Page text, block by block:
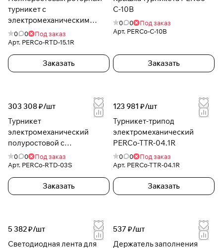
турникет с
электромеханическим
приводом -RTD-15.1R
0 0
Под заказ
Арт. PERCo-RTD-15.1R
Заказать
C-10B
0 0
Под заказ
Арт. PERCo-C-10B
Заказать
303 308 ₽/шт
Турникет
электромеханический
полуростовой с
преграждающими
створками PERCo-RTD-03S
0 0
Под заказ
Арт. PERCo-RTD-03S
Заказать
123 981 ₽/шт
Турникет-трипод
электромеханический
PERCo-TTR-04.1R
0 0
Под заказ
Арт. PERCo-TTR-04.1R
Заказать
5 382 ₽/шт
Светодиодная лента для
537 ₽/шт
Держатель заполнения